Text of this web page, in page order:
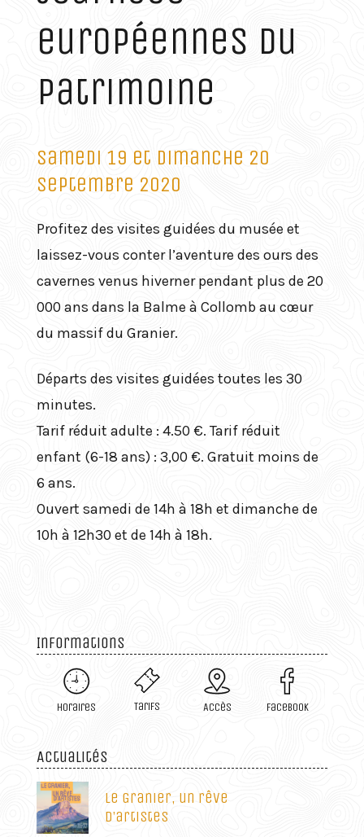
européennes du
patrimoine
Samedi 19 et dimanche 20
septembre 2020
Profitez des visites guidées du musée et
laissez-vous conter l’aventure des ours des
cavernes venus hiverner pendant plus de 20
000 ans dans la Balme à Collomb au cœur
du massif du Granier.
Départs des visites guidées toutes les 30
minutes.
Tarif réduit adulte : 4.50 €. Tarif réduit
enfant (6-18 ans) : 3,00 €. Gratuit moins de
6 ans.
Ouvert samedi de 14h à 18h et dimanche de
10h à 12h30 et de 14h à 18h.
Informations
Horaires Tarifs Accès Facebook
Actualités
Le Granier, un rêve
d’artistes